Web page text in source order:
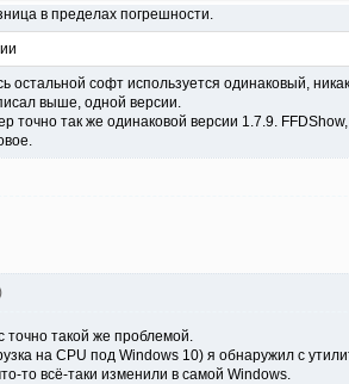
в пределах погрешности.
остальной софт используется одинаковый,
выше, одной версии.
точно так же одинаковой версии 1.7.9.
точно такой же проблемой.
на CPU под Windows 10) я обнаружил с
то всё-таки изменили в самой Windows.